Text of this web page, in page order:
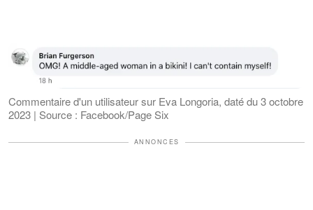
Commentaire d'un utilisateur sur Eva Longoria, daté du 3 octobre
2023 | Source : Facebook/Page Six
ANNONCES